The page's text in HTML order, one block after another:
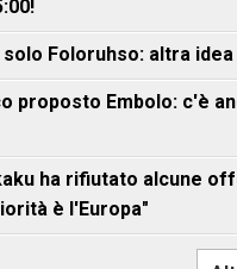
Foloruhso: altra idea
proposto Embolo: c'è
ha rifiutato alcune
è l'Europa"